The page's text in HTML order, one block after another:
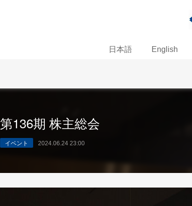
日本語 English
第136期 株主総会
イベント 2024.06.24 23:00